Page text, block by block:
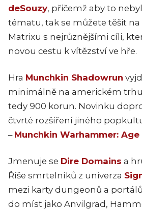
deSouzy, přičemž aby to
tématu, tak se můžete těšit na
Matrixu s nejrůznějšími cíli,
novou cestu k vítězství ve hře.
Hra Munchkin Shadowrun
minimálně na americkém
tedy 900 korun. Novinku
čtvrté rozšíření jiného
– Munchkin Warhammer:
Jmenuje se Dire Domains a
Říše smrtelníků z univerza
mezi karty dungeonů a
do míst jako Anvilgrad,